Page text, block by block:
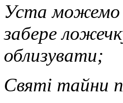
Уста можемо
забере
облизувати;
Святі тайни